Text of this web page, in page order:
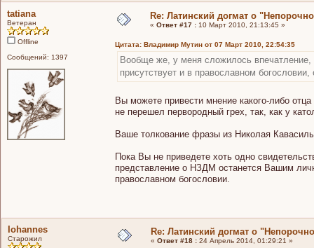
tatiana
Ветеран
Offline
Сообщений: 1397
Re: Латинский догмат о
« Ответ #17 : 10 Март 2010, 21:13:45 »
Цитата: Владимир Мутин от 07 Март 2010, 22:54:35
Вообще же, у меня сложилось впечатление,
присутствует и в православном
Вы можете привести мнение какого-либо
не перешел первородный грех, так, как у
Ваше толкование фразы из Николая
Пока Вы не приведете хоть одно
представление о НЗДМ останется Вашим
православном богословии.
Iohannes
Старожил
Re: Латинский догмат о
« Ответ #18 : 24 Апрель 2014, 01:29:21 »